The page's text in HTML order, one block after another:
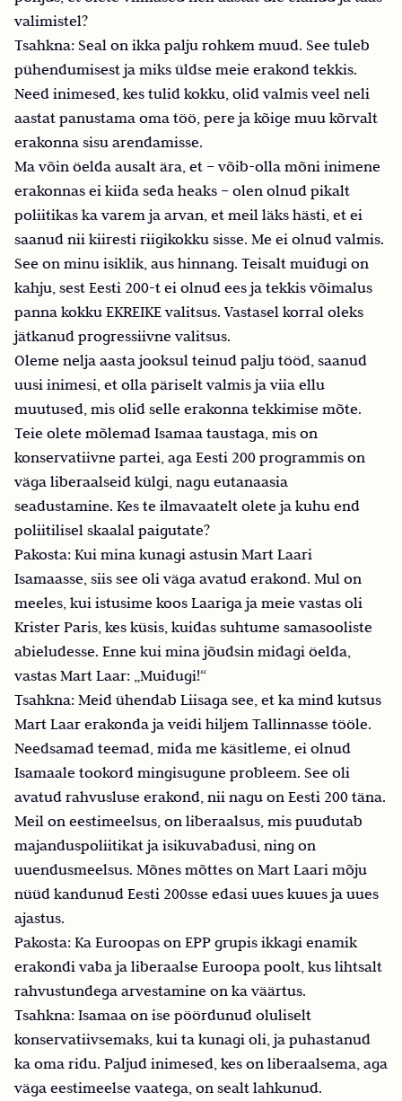
valimistel?
Tsahkna: Seal on ikka palju rohkem muud. See tuleb
pühendumisest ja miks üldse meie erakond tekkis.
Need inimesed, kes tulid kokku, olid valmis veel neli
aastat panustama oma töö, pere ja kõige muu kõrvalt
erakonna sisu arendamisse.
Ma võin öelda ausalt ära, et – võib-olla mõni inimene
erakonnas ei kiida seda heaks – olen olnud pikalt
poliitikas ka varem ja arvan, et meil läks hästi, et ei
saanud nii kiiresti riigikokku sisse. Me ei olnud valmis.
See on minu isiklik, aus hinnang. Teisalt muidugi on
kahju, sest Eesti 200-t ei olnud ees ja tekkis võimalus
panna kokku EKREIKE valitsus. Vastasel korral oleks
jätkanud progressiivne valitsus.
Oleme nelja aasta jooksul teinud palju tööd, saanud
uusi inimesi, et olla päriselt valmis ja viia ellu
muutused, mis olid selle erakonna tekkimise mõte.
Teie olete mõlemad Isamaa taustaga, mis on
konservatiivne partei, aga Eesti 200 programmis on
väga liberaalseid külgi, nagu eutanaasia
seadustamine. Kes te ilmavaatelt olete ja kuhu end
poliitilisel skaalal paigutate?
Pakosta: Kui mina kunagi astusin Mart Laari
Isamaasse, siis see oli väga avatud erakond. Mul on
meeles, kui istusime koos Laariga ja meie vastas oli
Krister Paris, kes küsis, kuidas suhtume samasooliste
abieludesse. Enne kui mina jõudsin midagi öelda,
vastas Mart Laar: „Muidugi!“
Tsahkna: Meid ühendab Liisaga see, et ka mind kutsus
Mart Laar erakonda ja veidi hiljem Tallinnasse tööle.
Needsamad teemad, mida me käsitleme, ei olnud
Isamaale tookord mingisugune probleem. See oli
avatud rahvusluse erakond, nii nagu on Eesti 200 täna.
Meil on eestimeelsus, on liberaalsus, mis puudutab
majanduspoliitikat ja isikuvabadusi, ning on
uuendusmeelsus. Mõnes mõttes on Mart Laari mõju
nüüd kandunud Eesti 200sse edasi uues kuues ja uues
ajastus.
Pakosta: Ka Euroopas on EPP grupis ikkagi enamik
erakondi vaba ja liberaalse Euroopa poolt, kus lihtsalt
rahvustundega arvestamine on ka väärtus.
Tsahkna: Isamaa on ise pöördunud oluliselt
konservatiivsemaks, kui ta kunagi oli, ja puhastanud
ka oma ridu. Paljud inimesed, kes on liberaalsema, aga
väga eestimeelse vaatega, on sealt lahkunud.